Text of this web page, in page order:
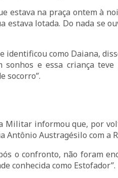
estava na praça ontem à
estava lotada. Do nada se
identificou como Daiana,
sonhos e essa criança
socorro”.
Militar informou que, por
Antônio Austragésilo com a
o confronto, não foram
conhecida como Estofador”.